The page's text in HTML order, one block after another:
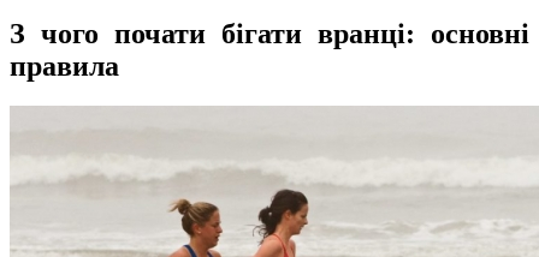
З чого почати бігати вранці: основні
правила